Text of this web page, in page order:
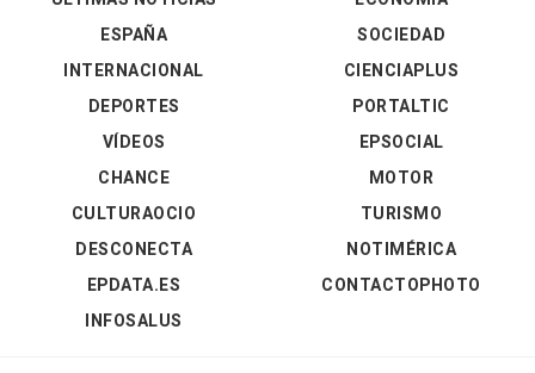
ESPAÑA
INTERNACIONAL
DEPORTES
VÍDEOS
SOCIEDAD
CIENCIAPLUS
PORTALTIC
EPSOCIAL
CHANCE
CULTURAOCIO
DESCONECTA
EPDATA.ES
INFOSALUS
MOTOR
TURISMO
NOTIMÉRICA
CONTACTOPHOTO